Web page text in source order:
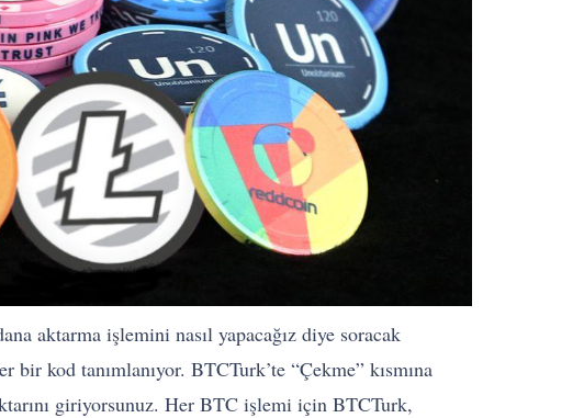
aktarma işlemini nasıl yapacağız diye soracak
bir kod tanımlanıyor. BTCTurk’te “Çekme” kısmına
giriyorsunuz. Her BTC işlemi için BTCTurk,